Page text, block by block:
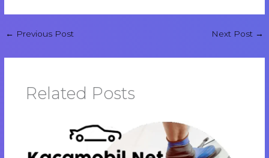
← Previous Post Next Post →
Related Posts